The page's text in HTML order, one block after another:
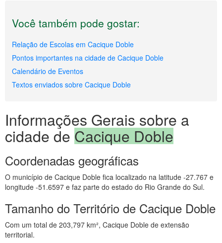
Você também pode gostar:
Relação de Escolas em Cacique Doble
Pontos importantes na cidade de Cacique Doble
Calendário de Eventos
Textos enviados sobre Cacique Doble
Informações Gerais sobre a
cidade de Cacique Doble
Coordenadas geográficas
O município de Cacique Doble fica localizado na latitude -27.767 e
longitude -51.6597 e faz parte do estado do Rio Grande do Sul.
Tamanho do Território de Cacique Doble
Com um total de 203,797 km², Cacique Doble de extensão
territorial.